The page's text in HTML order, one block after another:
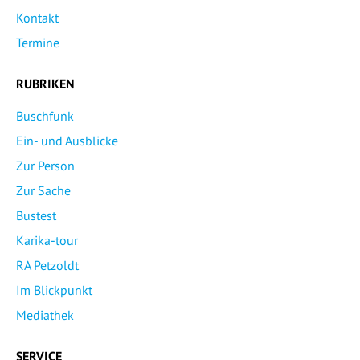
Kontakt
Termine
RUBRIKEN
Buschfunk
Ein- und Ausblicke
Zur Person
Zur Sache
Bustest
Karika-tour
RA Petzoldt
Im Blickpunkt
Mediathek
SERVICE